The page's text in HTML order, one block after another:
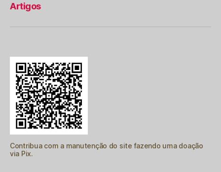
Artigos
Contribua com a manutenção do site fazendo uma doação
via Pix.